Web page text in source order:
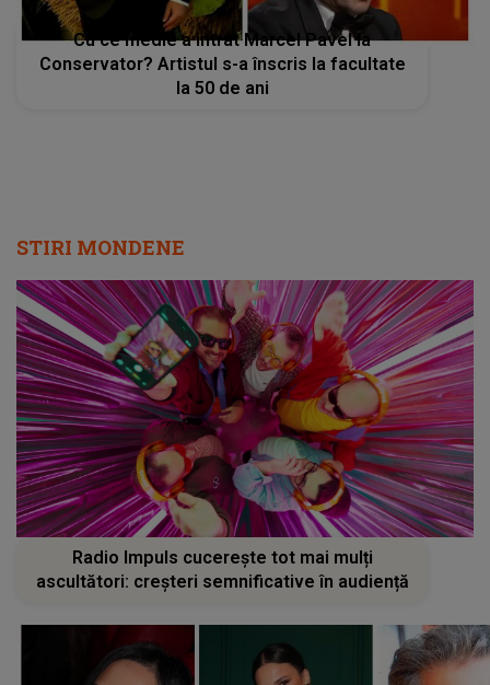
Cu ce medie a intrat Marcel Pavel la
Conservator? Artistul s-a înscris la facultate
la 50 de ani
STIRI MONDENE
Radio Impuls cucerește tot mai mulți
ascultători: creșteri semnificative în audiență